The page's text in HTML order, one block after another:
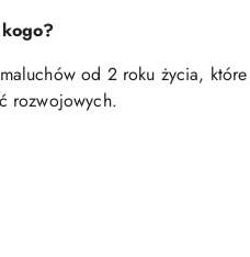
od 2 roku życia,
rozwojowych.